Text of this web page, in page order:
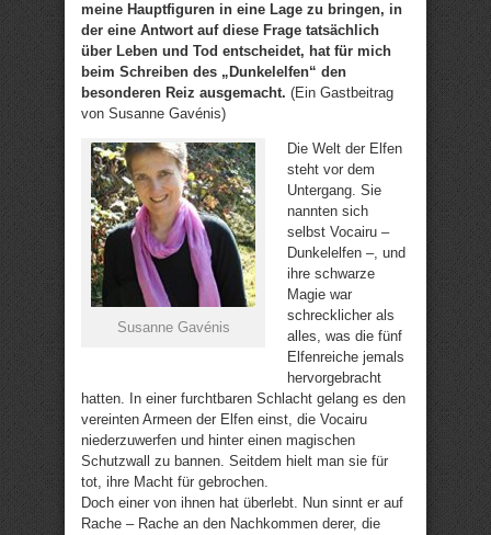
meine Hauptfiguren in eine Lage zu bringen, in
der eine Antwort auf diese Frage tatsächlich
über Leben und Tod entscheidet, hat für mich
beim Schreiben des „Dunkelelfen“ den
besonderen Reiz ausgemacht. (Ein Gastbeitrag
von Susanne Gavénis)
Susanne Gavénis
Die Welt der Elfen
steht vor dem
Untergang. Sie
nannten sich
selbst Vocairu –
Dunkelelfen –, und
ihre schwarze
Magie war
schrecklicher als
alles, was die fünf
Elfenreiche jemals
hervorgebracht
hatten. In einer furchtbaren Schlacht gelang es den
vereinten Armeen der Elfen einst, die Vocairu
niederzuwerfen und hinter einen magischen
Schutzwall zu bannen. Seitdem hielt man sie für
tot, ihre Macht für gebrochen.
Doch einer von ihnen hat überlebt. Nun sinnt er auf
Rache – Rache an den Nachkommen derer, die